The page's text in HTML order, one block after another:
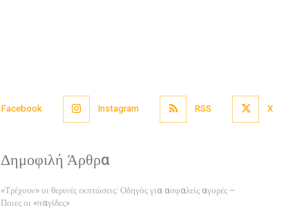
Facebook Instagram RSS X
Δημοφιλή Άρθρα
«Τρέχουν» οι θερινές εκπτώσεις: Οδηγός για ασφαλείς αγορές –
Ποιες οι «παγίδες»